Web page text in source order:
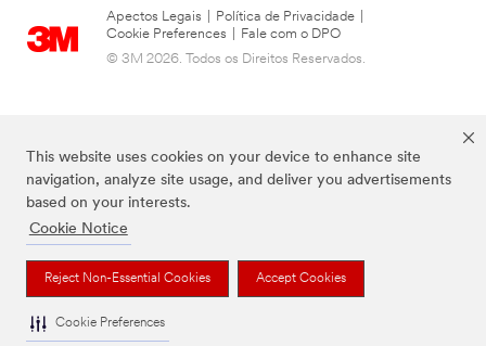
This website uses cookies on your device to enhance site
navigation, analyze site usage, and deliver you advertisements
based on your interests.
Cookie Notice
Reject Non-Essential Cookies Accept Cookies
Cookie Preferences
Apectos Legais Política de Privacidade
Cookie Preferences
Fale com o DPO
© 3M 2026. Todos os Direitos Reservados.
As marcas listadas a cima são marcas comerciais da 3M.